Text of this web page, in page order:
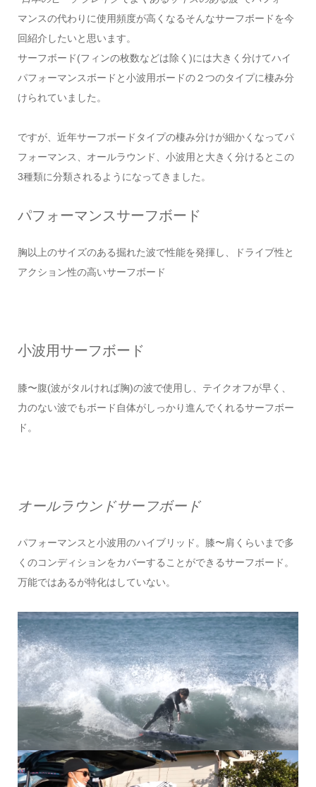
マンスの代わりに使用頻度が高くなるそんなサーフボードを今
回紹介したいと思います。
サーフボード(フィンの枚数などは除く)には大きく分けてハイ
パフォーマンスボードと小波用ボードの２つのタイプに棲み分
けられていました。
ですが、近年サーフボードタイプの棲み分けが細かくなってパ
フォーマンス、オールラウンド、小波用と大きく分けるとこの
3種類に分類されるようになってきました。
パフォーマンスサーフボード
胸以上のサイズのある掘れた波で性能を発揮し、ドライブ性と
アクション性の高いサーフボード
小波用サーフボード
膝〜腹(波がタルければ胸)の波で使用し、テイクオフが早く、
力のない波でもボード自体がしっかり進んでくれるサーフボー
ド。
オールラウンドサーフボード
パフォーマンスと小波用のハイブリッド。膝〜肩くらいまで多
くのコンディションをカバーすることができるサーフボード。
万能ではあるが特化はしていない。